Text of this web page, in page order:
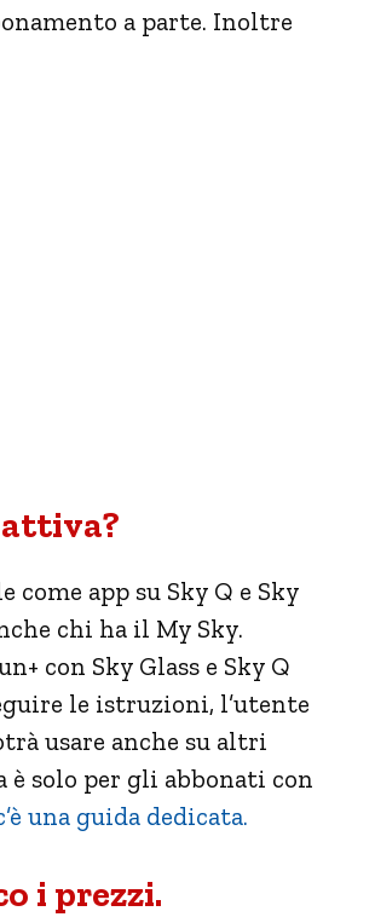
a parte. Inoltre
attiva?
app su Sky Q e Sky
chi ha il My Sky.
con Sky Glass e Sky Q
le istruzioni, l’utente
usare anche su altri
solo per gli abbonati con
una guida dedicata.
i prezzi.